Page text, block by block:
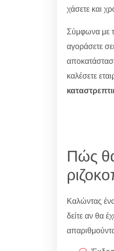
χάσετε και
Σύμφωνα με
αγοράσετε
καλέσετε
Πώς
Καλώντας
δείτε αν θα